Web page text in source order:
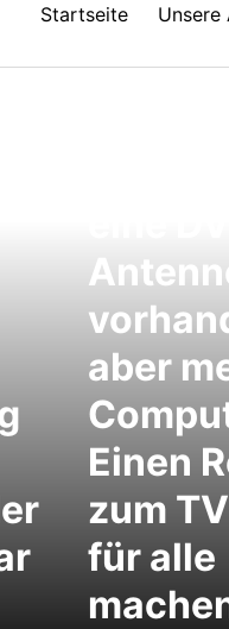
Startseite Unsere
aber
Einen
zum
für alle